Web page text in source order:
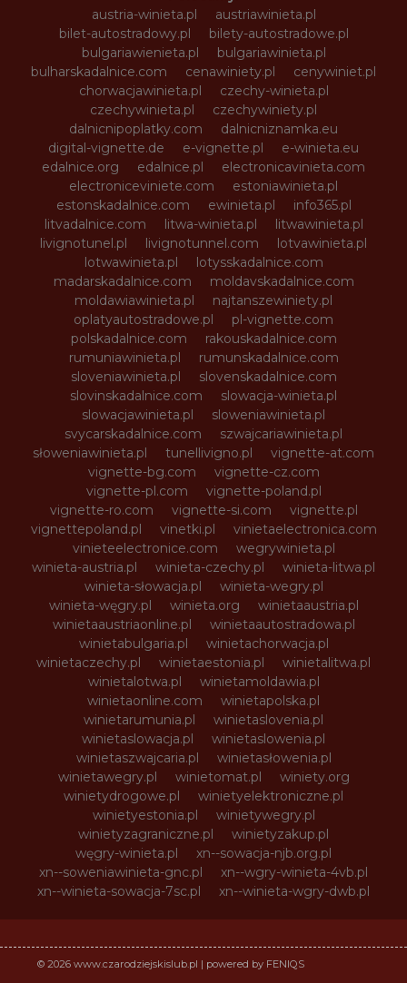
austria-winieta.pl
austriawinieta.pl
bilet-autostradowy.pl
bilety-autostradowe.pl
bulgariawienieta.pl
bulgariawinieta.pl
bulharskadalnice.com
cenawiniety.pl
cenywiniet.pl
chorwacjawinieta.pl
czechy-winieta.pl
czechywinieta.pl
czechywiniety.pl
dalnicnipoplatky.com
dalnicniznamka.eu
digital-vignette.de
e-vignette.pl
e-winieta.eu
edalnice.org
edalnice.pl
electronicavinieta.com
electroniceviniete.com
estoniawinieta.pl
estonskadalnice.com
ewinieta.pl
info365.pl
litvadalnice.com
litwa-winieta.pl
litwawinieta.pl
livignotunel.pl
livignotunnel.com
lotvawinieta.pl
lotwawinieta.pl
lotysskadalnice.com
madarskadalnice.com
moldavskadalnice.com
moldawiawinieta.pl
najtanszewiniety.pl
oplatyautostradowe.pl
pl-vignette.com
polskadalnice.com
rakouskadalnice.com
rumuniawinieta.pl
rumunskadalnice.com
sloveniawinieta.pl
slovenskadalnice.com
slovinskadalnice.com
slowacja-winieta.pl
slowacjawinieta.pl
sloweniawinieta.pl
svycarskadalnice.com
szwajcariawinieta.pl
słoweniawinieta.pl
tunellivigno.pl
vignette-at.com
vignette-bg.com
vignette-cz.com
vignette-pl.com
vignette-poland.pl
vignette-ro.com
vignette-si.com
vignette.pl
vignettepoland.pl
vinetki.pl
vinietaelectronica.com
vinieteelectronice.com
wegrywinieta.pl
winieta-austria.pl
winieta-czechy.pl
winieta-litwa.pl
winieta-słowacja.pl
winieta-wegry.pl
winieta-węgry.pl
winieta.org
winietaaustria.pl
winietaaustriaonline.pl
winietaautostradowa.pl
winietabulgaria.pl
winietachorwacja.pl
winietaczechy.pl
winietaestonia.pl
winietalitwa.pl
winietalotwa.pl
winietamoldawia.pl
winietaonline.com
winietapolska.pl
winietarumunia.pl
winietaslovenia.pl
winietaslowacja.pl
winietaslowenia.pl
winietaszwajcaria.pl
winietasłowenia.pl
winietawegry.pl
winietomat.pl
winiety.org
winietydrogowe.pl
winietyelektroniczne.pl
winietyestonia.pl
winietywegry.pl
winietyzagraniczne.pl
winietyzakup.pl
węgry-winieta.pl
xn--sowacja-njb.org.pl
xn--soweniawinieta-gnc.pl
xn--wgry-winieta-4vb.pl
xn--winieta-sowacja-7sc.pl
xn--winieta-wgry-dwb.pl
© 2026 www.czarodziejskislub.pl | powered by FENIQS